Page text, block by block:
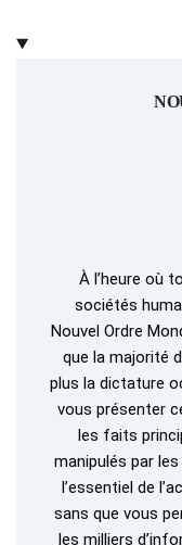
À l’heure où
sociétés
Nouvel Ordre
que la majorité
plus la dictature
vous présenter
les faits
manipulés par
l’essentiel de
sans que vous
les milliers